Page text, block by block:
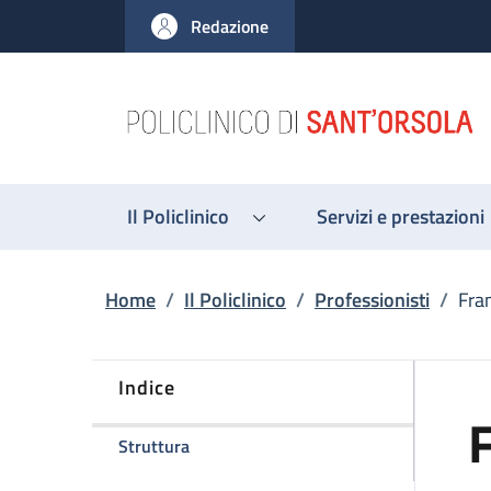
al contenuto principale
to footer content
Redazione
Il Policlinico Servizi e prestazioni
Briciole di pane
Home / Il Policlinico / Professionisti /
Indice
Strutturadella pagina Francesca Balsamo